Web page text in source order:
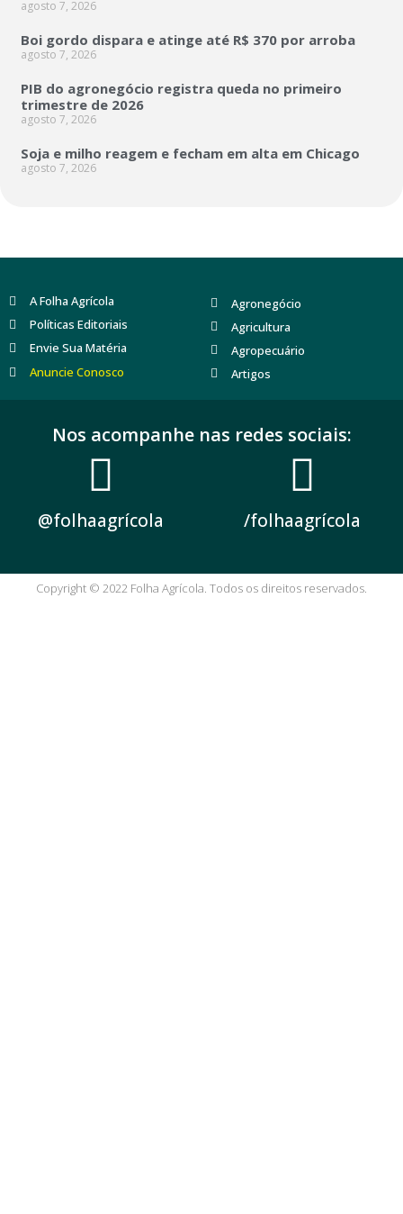
agosto 7, 2026
Boi gordo dispara e atinge até R$ 370 por arroba
agosto 7, 2026
PIB do agronegócio registra queda no primeiro
trimestre de 2026
agosto 7, 2026
Soja e milho reagem e fecham em alta em Chicago
agosto 7, 2026
A Folha Agrícola
Políticas Editoriais
Envie Sua Matéria
Anuncie Conosco
Agronegócio
Agricultura
Agropecuário
Artigos
Nos acompanhe nas redes sociais:
@folhaagrícola /folhaagrícola
Copyright © 2022 Folha Agrícola. Todos os direitos reservados.